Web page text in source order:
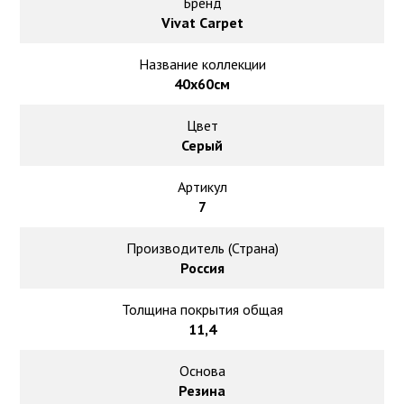
Ковролин оптом
Vivat Carpet
Название коллекции
40х60см
Цвет
Серый
Артикул
7
Производитель (Страна)
Россия
Толщина покрытия общая
11,4
Основа
Резина